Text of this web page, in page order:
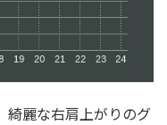
綺麗な右肩上がりのグ